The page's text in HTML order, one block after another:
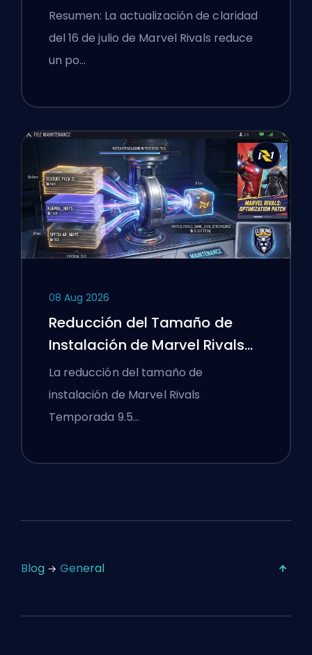
Configuraciones
Competitivas Después del
Parche del 16 de Julio
Resumen: La actualización de claridad
del 16 de julio de Marvel Rivals reduce
un po…
08 Aug 2026
Reducción del Tamaño de
Instalación de Marvel Rivals
Temporada 9.5 Explicada
La reducción del tamaño de
instalación de Marvel Rivals
Temporada 9.5…
Blog General